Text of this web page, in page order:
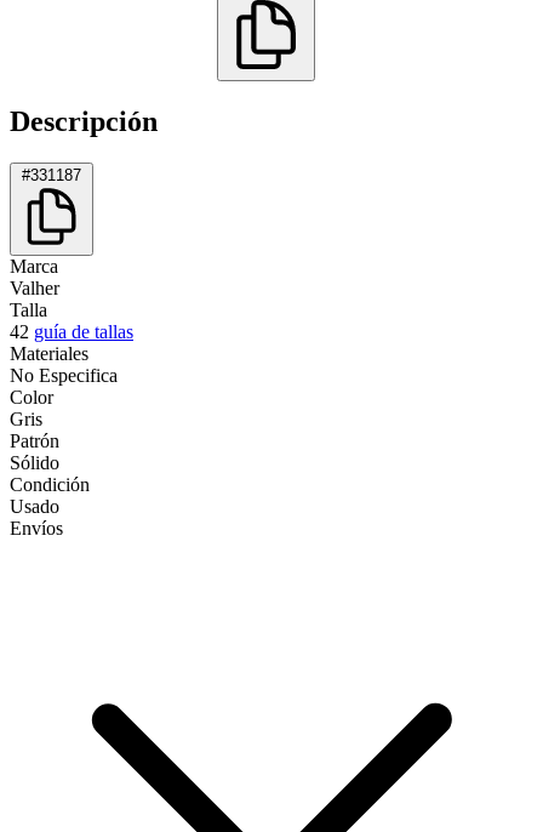
Descripción
#331187
Marca
Valher
Talla
42 guía de tallas
Materiales
No Especifica
Color
Gris
Patrón
Sólido
Condición
Usado
Envíos